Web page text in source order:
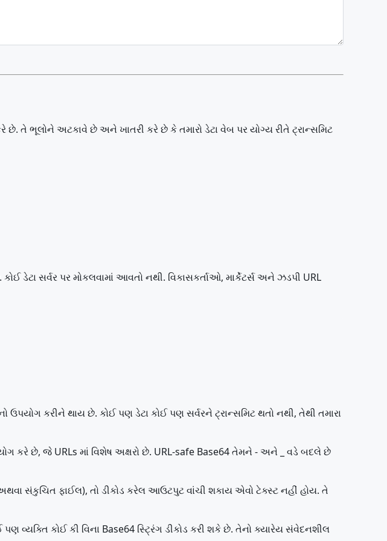
છે. તે ભૂલોને અટકાવે છે અને ખાતરી કરે છે કે તમારો ડેટા વેબ પર યોગ્ય રીતે ટ્રાન્સમિટ
સર્વર પર મોકલવામાં આવતો નથી. વિકાસકર્તાઓ, માર્કેટર્સ અને ઝડપી URL
ઉપયોગ કરીને થાય છે. કોઈ પણ ડેટા કોઈ પણ સર્વરને ટ્રાન્સમિટ થતો નથી, તેથી તમારા
કરે છે, જે URLs માં વિશેષ અક્ષરો છે. URL-safe Base64 તેમને - અને _ વડે બદલે છે
સંકુચિત ફાઈલ), તો ડીકોડ કરેલ આઉટપુટ વાંચી શકાય એવો ટેક્સ્ટ નહીં હોય. તે
વ્યક્તિ કોઈ કી વિના Base64 સ્ટ્રિંગ ડીકોડ કરી શકે છે. તેનો ક્યારેય સંવેદનશીલ